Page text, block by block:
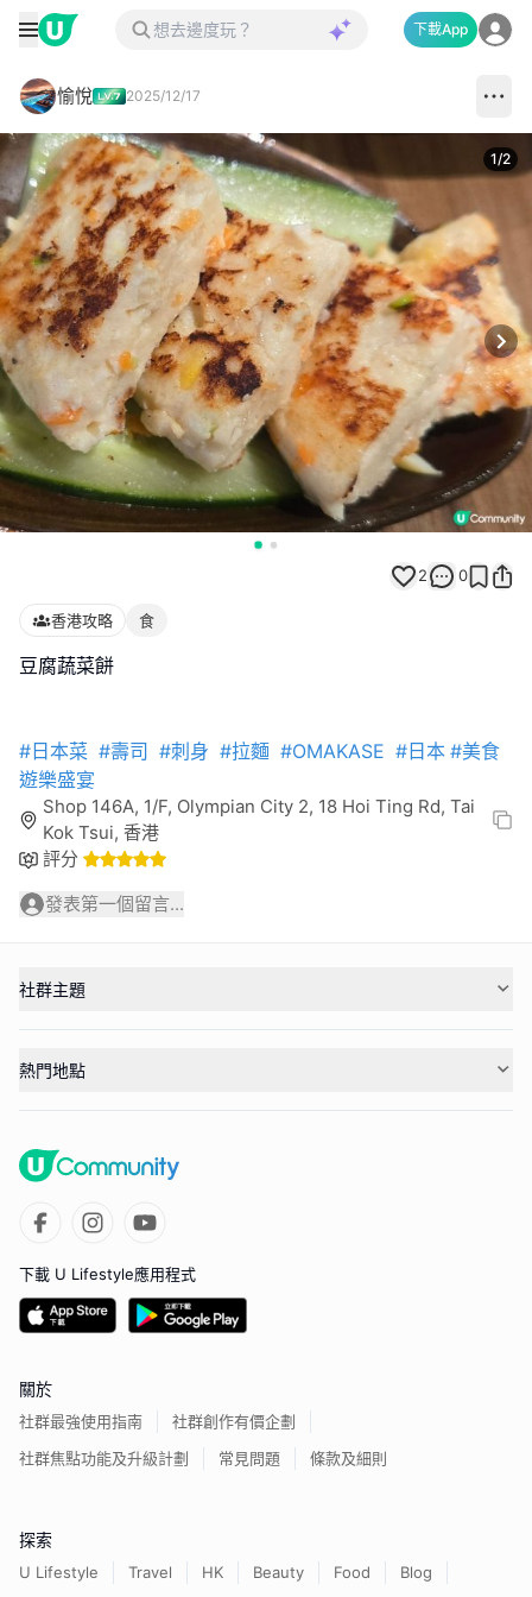
下載App
愉悅 2025/12/17
1/2
2 0
香港攻略 食
豆腐蔬菜餅
#日本菜 #壽司 #刺身 #拉麵 #OMAKASE #日本 #美食
遊樂盛宴
Shop 146A, 1/F, Olympian City 2, 18 Hoi Ting Rd, Tai
Kok Tsui, 香港
評分
發表第一個留言...
社群主題
熱門地點
下載 U Lifestyle應用程式
關於
社群最強使用指南
社群創作有價企劃
社群焦點功能及升級計劃
常見問題 條款及細則
探索
U Lifestyle Travel HK Beauty Food Blog